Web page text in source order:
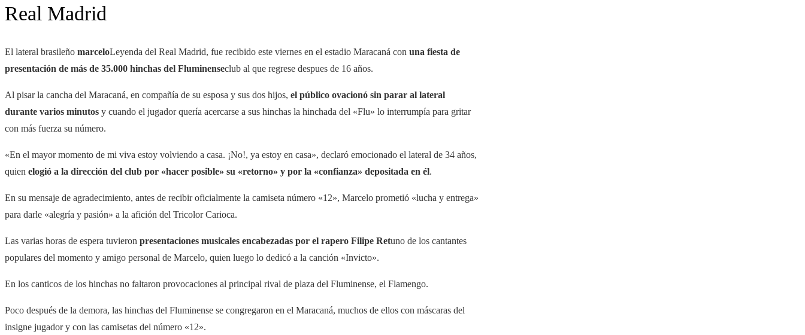
Real Madrid
El lateral brasileño marceloLeyenda del Real Madrid, fue recibido este viernes en el estadio Maracaná con una fiesta de
presentación de más de 35.000 hinchas del Fluminenseclub al que regrese despues de 16 años.
Al pisar la cancha del Maracaná, en compañía de su esposa y sus dos hijos, el público ovacionó sin parar al lateral
durante varios minutos y cuando el jugador quería acercarse a sus hinchas la hinchada del «Flu» lo interrumpía para gritar
con más fuerza su número.
«En el mayor momento de mi viva estoy volviendo a casa. ¡No!, ya estoy en casa», declaró emocionado el lateral de 34 años,
quien elogió a la dirección del club por «hacer posible» su «retorno» y por la «confianza» depositada en él.
En su mensaje de agradecimiento, antes de recibir oficialmente la camiseta número «12», Marcelo prometió «lucha y entrega»
para darle «alegría y pasión» a la afición del Tricolor Carioca.
Las varias horas de espera tuvieron presentaciones musicales encabezadas por el rapero Filipe Retuno de los cantantes
populares del momento y amigo personal de Marcelo, quien luego lo dedicó a la canción «Invicto».
En los canticos de los hinchas no faltaron provocaciones al principal rival de plaza del Fluminense, el Flamengo.
Poco después de la demora, las hinchas del Fluminense se congregaron en el Maracaná, muchos de ellos con máscaras del
insigne jugador y con las camisetas del número «12».